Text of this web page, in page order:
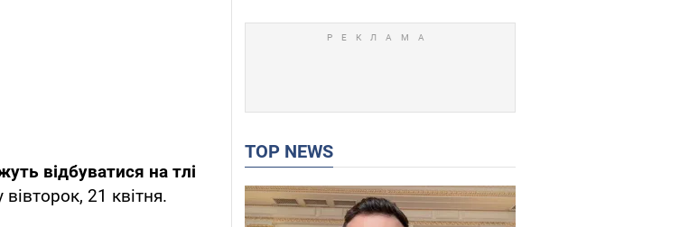
відбуватися на тлі
21 квітня.
TOP NEWS